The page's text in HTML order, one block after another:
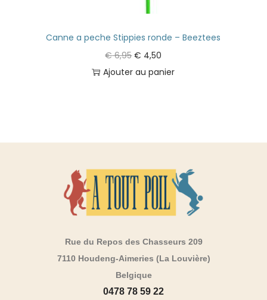
Canne a peche Stippies ronde – Beeztees
€6,95 € 4,50
Ajouter au panier
Rue du Repos des Chasseurs 209
7110 Houdeng-Aimeries (La Louvière)
Belgique
0478 78 59 22